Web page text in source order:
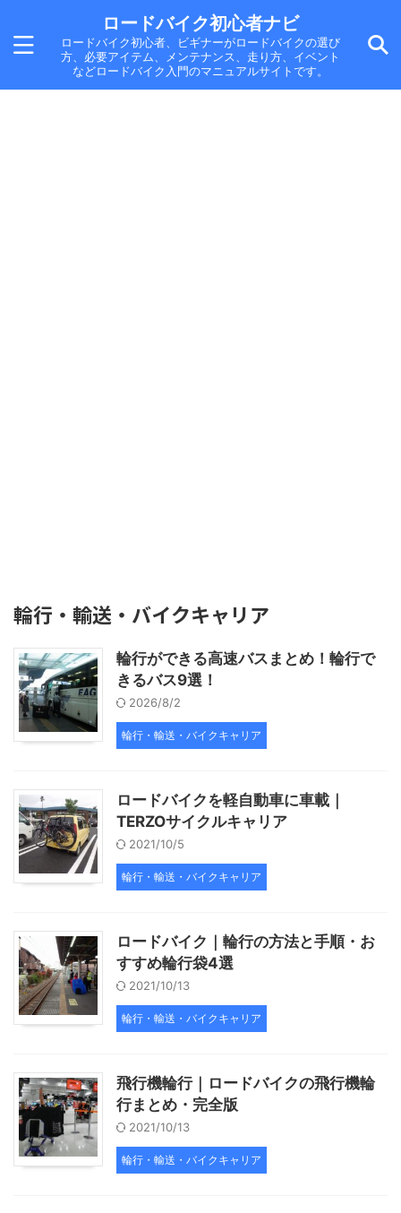
ロードバイク初心者ナビ
ロードバイク初心者、ビギナーがロードバイクの選び
方、必要アイテム、メンテナンス、走り方、イベント
などロードバイク入門のマニュアルサイトです。
輪行・輸送・バイクキャリア
輪行ができる高速バスまとめ！輪行で
きるバス9選！
2026/8/2
輪行・輸送・バイクキャリア
ロードバイクを軽自動車に車載｜
TERZOサイクルキャリア
2021/10/5
輪行・輸送・バイクキャリア
ロードバイク｜輪行の方法と手順・お
すすめ輪行袋4選
2021/10/13
輪行・輸送・バイクキャリア
飛行機輪行｜ロードバイクの飛行機輪
行まとめ・完全版
2021/10/13
輪行・輸送・バイクキャリア